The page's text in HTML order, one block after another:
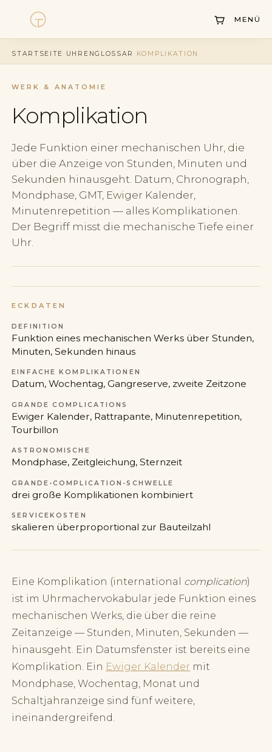
MENÜ
Uhren
Service
Geschichte
Horology Hub
Kontakt
STARTSEITE · UHRENGLOSSAR · KOMPLIKATION
WERK & ANATOMIE
Komplikation
Jede Funktion einer mechanischen Uhr, die
über die Anzeige von Stunden, Minuten und
Sekunden hinausgeht. Datum, Chronograph,
Mondphase, GMT, Ewiger Kalender,
Minutenrepetition — alles Komplikationen.
Der Begriff misst die mechanische Tiefe einer
Uhr.
ECKDATEN
DEFINITION
Funktion eines mechanischen Werks über Stunden,
Minuten, Sekunden hinaus
EINFACHE KOMPLIKATIONEN
Datum, Wochentag, Gangreserve, zweite Zeitzone
GRANDE COMPLICATIONS
Ewiger Kalender, Rattrapante, Minutenrepetition,
Tourbillon
ASTRONOMISCHE
Mondphase, Zeitgleichung, Sternzeit
GRANDE-COMPLICATION-SCHWELLE
drei große Komplikationen kombiniert
SERVICEKOSTEN
skalieren überproportional zur Bauteilzahl
Eine Komplikation (international complication)
ist im Uhrmachervokabular jede Funktion eines
mechanischen Werks, die über die reine
Zeitanzeige — Stunden, Minuten, Sekunden —
hinausgeht. Ein Datumsfenster ist bereits eine
Komplikation. Ein Ewiger Kalender mit
Mondphase, Wochentag, Monat und
Schaltjahranzeige sind fünf weitere,
ineinandergreifend.